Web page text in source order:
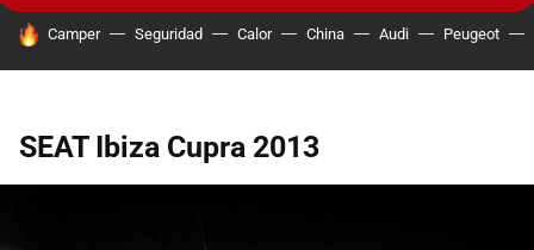
HOY SE HABLA DE
Camper Seguridad Calor China Audi Peugeot
SEAT Ibiza Cupra 2013